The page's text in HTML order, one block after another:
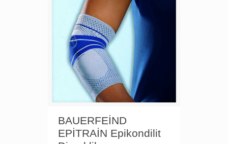
BAUERFEİND
EPİTRAİN Epikondilit